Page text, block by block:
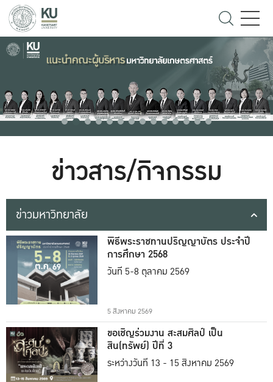
ข่าวสาร/กิจกรรม
ข่าวมหาวิทยาลัย
พิธีพระราชทานปริญญาบัตร ประจำปี
การศึกษา 2568
วันที่ 5-8 ตุลาคม 2569
5 สิงหาคม 2569
ขอเชิญร่วมงาน สะสมศิลป์ เป็น
สิน(ทรัพย์) ปีที่ 3
ระหว่างวันที่ 13 - 15 สิงหาคม 2569